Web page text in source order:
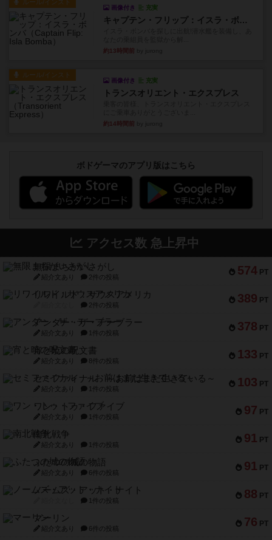
ルール/インスト
画像付き 充実
キャプテン・フリップ：イスラ・ボンバ
約13時間前
ルール/インスト
画像付き 充実
トランスオリエント・エクスプレス
約14時間前
ボドゲーマのアプリ版はこちら
アクセス数 急上昇中
574 PT
無限まちがいさがし
紹介文あり 2件の投稿
389 PT
リワイルド：サウスアメリカ
2件の投稿
378 PT
アンダー・ザ・テーブラー
紹介文あり 1件の投稿
133 PT
宵と暁の呪文書
紹介文あり 8件の投稿
103 PT
セミファイナル ～お前はまだ生きている～
紹介文あり 1件の投稿
97 PT
ワン・トゥ・ファイブ
紹介文あり 1件の投稿
91 PT
南北戦争
紹介文あり 1件の投稿
91 PT
ふたつの城の物語
紹介文あり 6件の投稿
88 PT
ノームズ・アット・ナイト
1件の投稿
76 PT
マーリン
紹介文あり 6件の投稿